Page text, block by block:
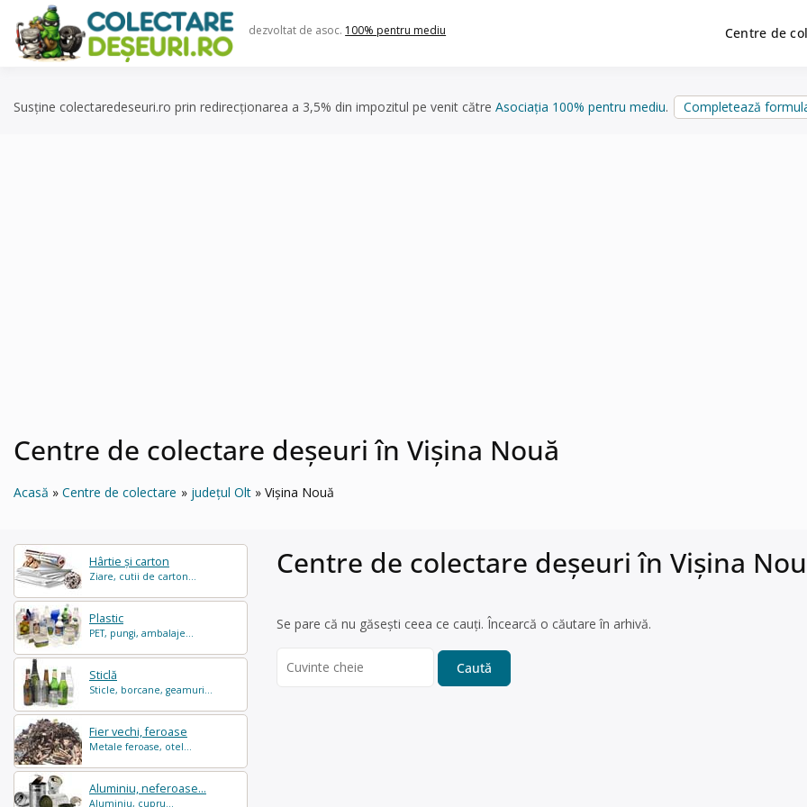
content
dezvoltat de asoc. 100% pentru mediu Centre de
Susține colectaredeseuri.ro prin redirecționarea a 3,5% din impozitul pe venit către Asociația 100% pentru mediu. Completează
Centre de colectare deșeuri în Vişina Nouă
Acasă Centre de colectare județul Olt Vişina Nouă
Hârtie și carton
Ziare, cutii de carton...
Plastic
PET, pungi, ambalaje...
Sticlă
Sticle, borcane, geamuri...
Fier vechi, feroase
Metale feroase, otel...
Aluminiu, neferoase...
Aluminiu, cupru...
Centre de colectare deșeuri în Vişina
Se pare că nu găsești ceea ce cauți. Încearcă o căutare în arhivă.
for: